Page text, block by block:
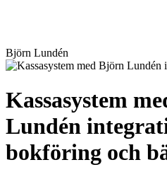
Björn Lundén
Kassasystem
Lundén
bokföring och